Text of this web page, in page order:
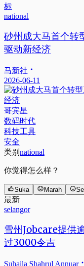
national
砂州成大马首个转
驱动新经济
马新社
2026-06-11
哥宾星
数码时代
科技工具
安全
类别 national
你觉得怎么样？
Suka Marah
最新
selangor
雪州Jobcare提供
过3000令吉
Suhaila Shahrul Annuar